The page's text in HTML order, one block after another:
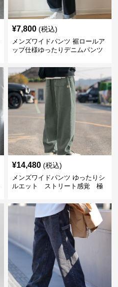
¥7,800 (税込)
メンズワイドパンツ 裾ロールア
ップ仕様ゆったりデニムパンツ
¥14,480 (税込)
メンズワイドパンツ ゆったりシ
ルエット ストリート感覚 極